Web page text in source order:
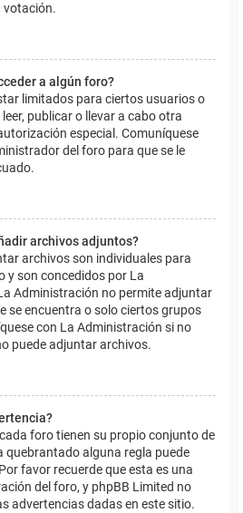
votación.
a algún foro?
limitados para ciertos usuarios o
publicar o llevar a cabo otra
especial. Comuníquese
del foro para que se le
archivos adjuntos?
archivos son individuales para
y son concedidos por La
Administración no permite adjuntar
se encuentra o solo ciertos grupos
con La Administración si no
puede adjuntar archivos.
foro tienen su propio conjunto de
quebrantado alguna regla puede
favor recuerde que esta es una
del foro, y phpBB Limited no
advertencias dadas en este sitio.